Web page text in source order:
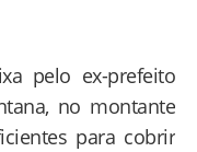
pelo ex-prefeito
no montante
para cobrir